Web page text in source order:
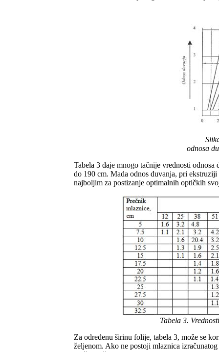
odnosa
Tabela 3 daje mnogo tačnije vrednosti
do 190 cm. Mada odnos duvanja, pri
najboljim za postizanje optimalnih optičkih
Tabela 3.
Za određenu širinu folije, tabela 3, može se
željenom. Ako ne postoji mlaznica